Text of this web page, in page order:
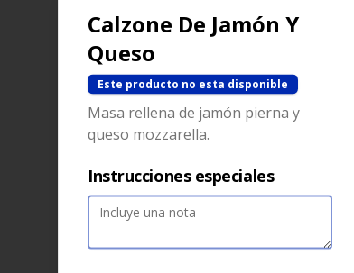
No hay
Calzone De Jamón Y
Queso
Este producto no esta disponible
Masa rellena de jamón pierna y
queso mozzarella.
Instrucciones especiales